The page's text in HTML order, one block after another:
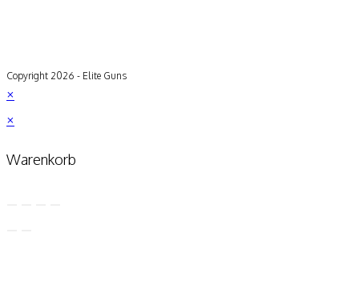
Copyright 2026 - Elite Guns
×
×
Warenkorb